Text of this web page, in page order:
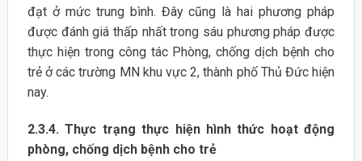
đạt ở mức trung bình. Đây cũng là hai phương pháp
được đánh giá thấp nhất trong sáu phương pháp được
thực hiện trong công tác Phòng, chống dịch bệnh cho
trẻ ở các trường MN khu vực 2, thành phố Thủ Đức hiện
nay.
2.3.4. Thực trạng thực hiện hình thức hoạt động
phòng, chống dịch bệnh cho trẻ